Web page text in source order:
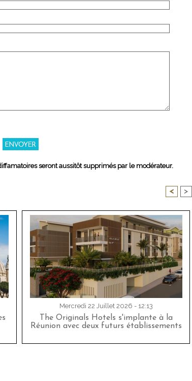
seront aussitôt supprimés par le modérateur.
< >
Mercredi 22 Juillet 2026 - 12:13
The Originals Hotels s'implante à la
Réunion avec deux futurs établissements